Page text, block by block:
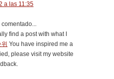
a las 11:35
comentado...
find a post with what I
You have inspired me a
please visit my website